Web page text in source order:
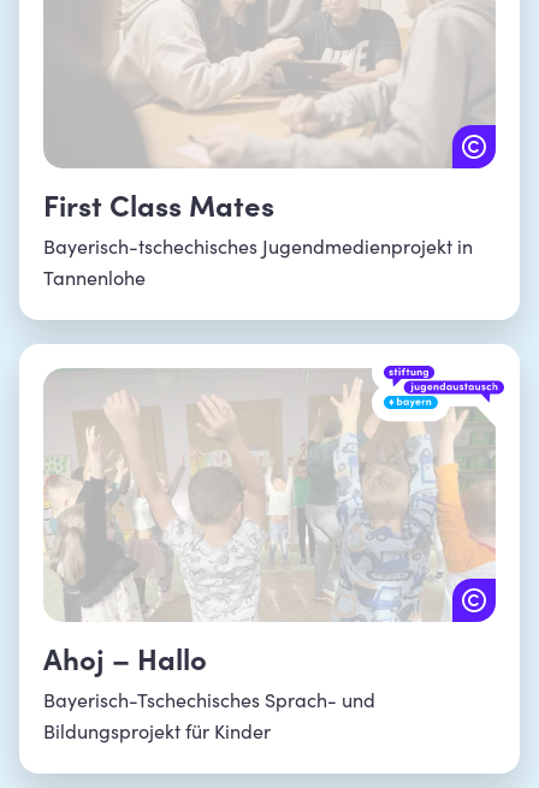
First Class Mates
Bayerisch-tschechisches Jugendmedienprojekt in
Tannenlohe
Ahoj – Hallo
Bayerisch-Tschechisches Sprach- und
Bildungsprojekt für Kinder